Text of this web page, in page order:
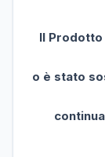
Il
o è stato